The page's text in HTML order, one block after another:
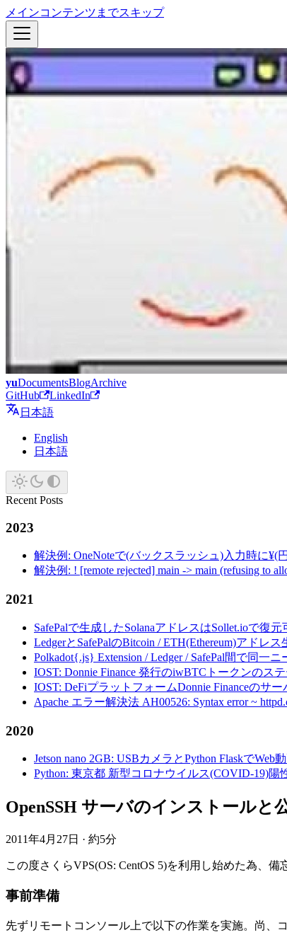
メインコンテンツまでスキップ
yuDocumentsBlogArchive
GitHub
LinkedIn
日本語
English
日本語
Recent Posts
2023
解決例: OneNoteで(バックスラッシュ)入力時に¥(
解決例: ! [remote rejected] main -> main (refusing to
2021
SafePalで生成したSolanaアドレスはSollet.ioで復元
LedgerとSafePalのBitcoin / ETH(Ethereum)アドレ
Polkadot{.js} Extension / Ledger / SafePal間で同
IOST: Donnie Finance 発行のiwBTCトークンのス
IOST: DeFiプラットフォームDonnie Financeのサ
Apache エラー解決法 AH00526: Syntax error ~
2020
Jetson nano 2GB: USBカメラとPython FlaskでWeb
Python: 東京都 新型コロナウイルス(COVID-19)
OpenSSH サーバのインストールと
2011年4月27日 · 約5分
この度さくらVPS(OS: CentOS 5)を利用し始めた為、備
事前準備
先ずリモートコンソール上で以下の作業を実施。尚、